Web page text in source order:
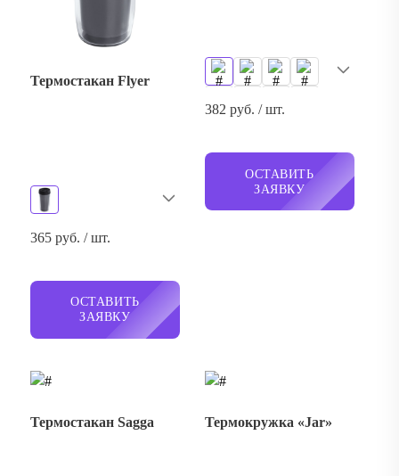
Термостакан Flyer
365 руб. / шт.
ОСТАВИТЬ
ЗАЯВКУ
382 руб. / шт.
ОСТАВИТЬ
ЗАЯВКУ
Термостакан Sagga Термокружка «Jar»